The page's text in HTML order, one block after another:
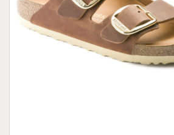
MoEa
Autres marques